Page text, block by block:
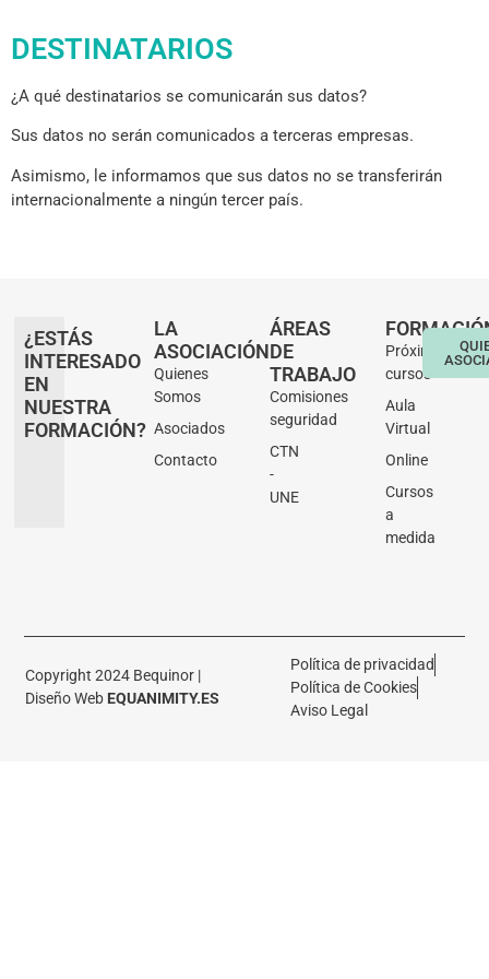
DESTINATARIOS
¿A qué destinatarios se comunicarán sus datos?
Sus datos no serán comunicados a terceras empresas.
Asimismo, le informamos que sus datos no se transferirán
internacionalmente a ningún tercer país.
¿ESTÁS
INTERESADO
EN
NUESTRA
FORMACIÓN?
LA
ASOCIACIÓN
Quienes
Somos
Asociados
Contacto
ÁREAS
DE
TRABAJO
Comisiones
seguridad
CTN
-
UNE
Próximos
cursos
Aula
Virtual
Online
Cursos
a
medida
Copyright 2024 Bequinor |
Diseño Web EQUANIMITY.ES
Política de privacidad
Política de Cookies
Aviso Legal